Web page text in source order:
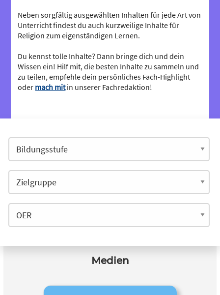
Neben sorgfältig ausgewählten Inhalten für jede Art von
Unterricht findest du auch kurzweilige Inhalte für
Religion zum eigenständigen Lernen.
Du kennst tolle Inhalte? Dann bringe dich und dein
Wissen ein! Hilf mit, die besten Inhalte zu sammeln und
zu teilen, empfehle dein persönliches Fach-Highlight
oder mach mitin unserer Fachredaktion!
Medien